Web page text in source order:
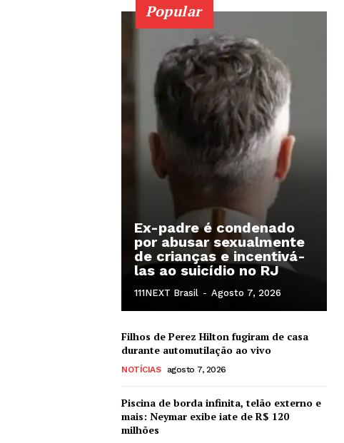
Popular
Ex-padre é condenado
por abusar sexualmente
de crianças e incentivá-
las ao suicídio no RJ
111NEXT Brasil - Agosto 7, 2026
Filhos de Perez Hilton fugiram de casa
durante automutilação ao vivo
NOTÍCIAS agosto 7, 2026
Piscina de borda infinita, telão externo e
mais: Neymar exibe iate de R$ 120
milhões